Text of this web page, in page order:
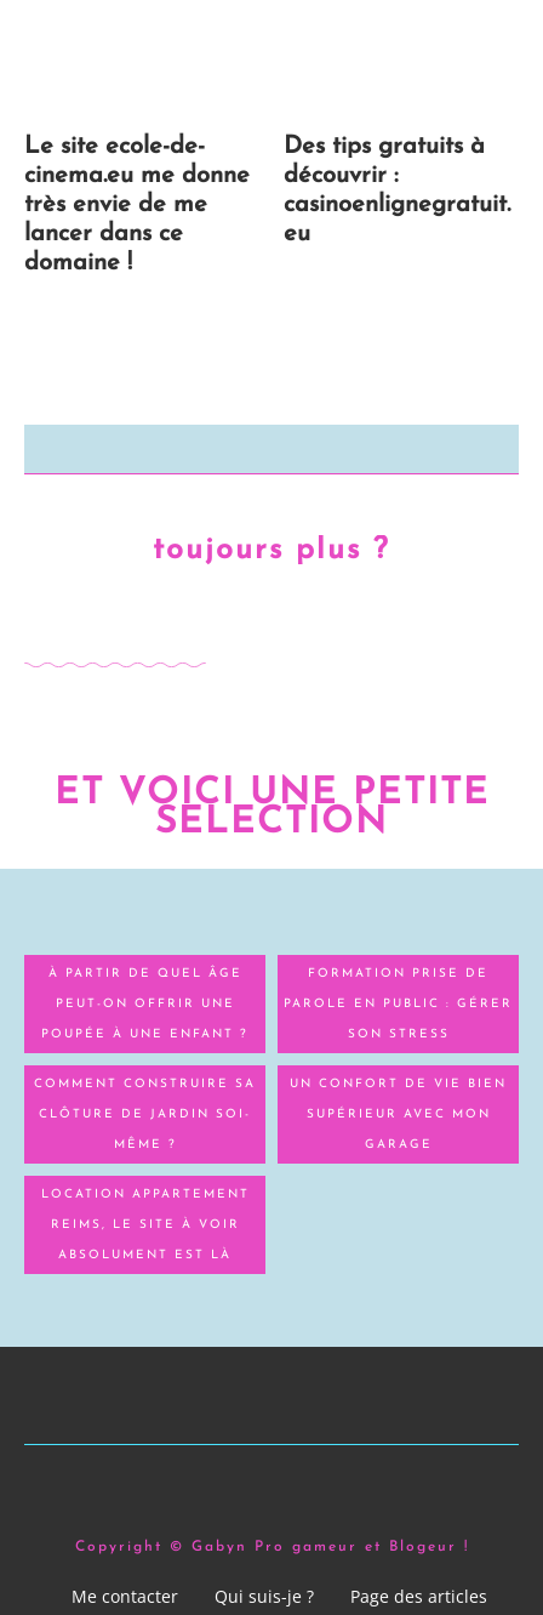
Le site ecole-de-
cinema.eu me donne
très envie de me
lancer dans ce
domaine !
Des tips gratuits à
découvrir :
casinoenlignegratuit.
eu
toujours plus ?
ET VOICI UNE PETITE
SELECTION
À PARTIR DE QUEL ÂGE
PEUT-ON OFFRIR UNE
POUPÉE À UNE ENFANT ?
FORMATION PRISE DE
PAROLE EN PUBLIC : GÉRER
SON STRESS
COMMENT CONSTRUIRE SA
CLÔTURE DE JARDIN SOI-
MÊME ?
UN CONFORT DE VIE BIEN
SUPÉRIEUR AVEC MON
GARAGE
LOCATION APPARTEMENT
REIMS, LE SITE À VOIR
ABSOLUMENT EST LÀ
Copyright © Gabyn Pro gameur et Blogeur !
Me contacter Qui suis-je ? Page des articles